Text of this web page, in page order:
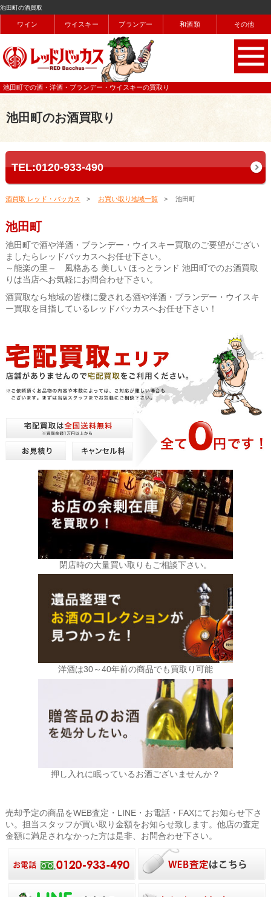
池田町の酒買取
ワイン ウイスキー ブランデー 和酒類 その他
池田町での酒・洋酒・ブランデー・ウイスキーの買取り
池田町のお酒買取り
TEL:0120-933-490
酒買取 レッド・バッカス お買い取り地域一覧 池田町
池田町
池田町で酒や洋酒・ブランデー・ウイスキー買取のご要望がござい
ましたらレッドバッカスへお任せ下さい。
～能楽の里～ 風格ある 美しい ほっとランド 池田町でのお酒買取
りは当店へお気軽にお問合わせ下さい。
酒買取なら地域の皆様に愛される酒や洋酒・ブランデー・ウイスキ
ー買取を目指しているレッドバッカスへお任せ下さい！
閉店時の大量買い取りもご相談下さい。
洋酒は30～40年前の商品でも買取り可能
押し入れに眠っているお酒ございませんか？
売却予定の商品をWEB査定・LINE・お電話・FAXにてお知らせ下さ
い。担当スタッフが買い取り金額をお知らせ致します。他店の査定
金額に満足されなかった方は是非、お問合わせ下さい。